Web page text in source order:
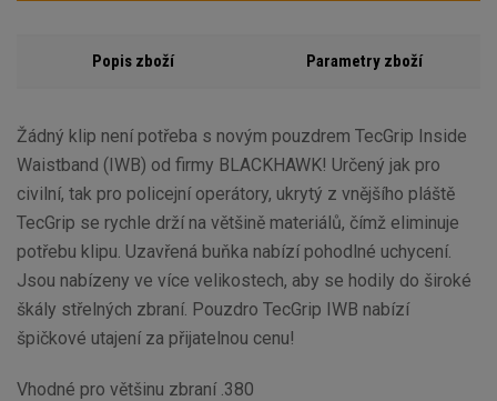
Popis zboží Parametry zboží
Žádný klip není potřeba s novým pouzdrem TecGrip Inside
Waistband (IWB) od firmy BLACKHAWK! Určený jak pro
civilní, tak pro policejní operátory, ukrytý z vnějšího pláště
TecGrip se rychle drží na většině materiálů, čímž eliminuje
potřebu klipu. Uzavřená buňka nabízí pohodlné uchycení.
Jsou nabízeny ve více velikostech, aby se hodily do široké
škály střelných zbraní. Pouzdro TecGrip IWB nabízí
špičkové utajení za přijatelnou cenu!
Vhodné pro většinu zbraní .380